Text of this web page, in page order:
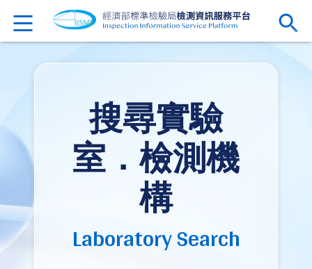
搜尋實驗
室．檢測機
構
Laboratory Search